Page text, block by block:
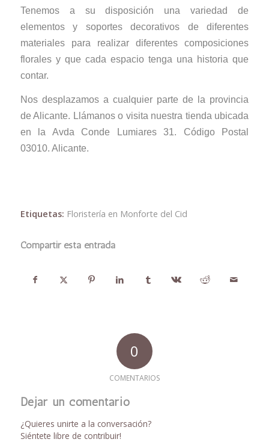
Tenemos a su disposición una variedad de
elementos y soportes decorativos de diferentes
materiales para realizar diferentes composiciones
florales y que cada espacio tenga una historia que
contar.
Nos desplazamos a cualquier parte de la provincia
de Alicante. Llámanos o visita nuestra tienda ubicada
en la Avda Conde Lumiares 31. Código Postal
03010. Alicante.
Etiquetas: Floristería en Monforte del Cid
Compartir esta entrada
0
COMENTARIOS
Dejar un comentario
¿Quieres unirte a la conversación?
Siéntete libre de contribuir!